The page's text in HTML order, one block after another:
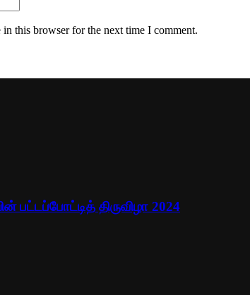
this browser for the next time I comment.
திருவிழா 2024